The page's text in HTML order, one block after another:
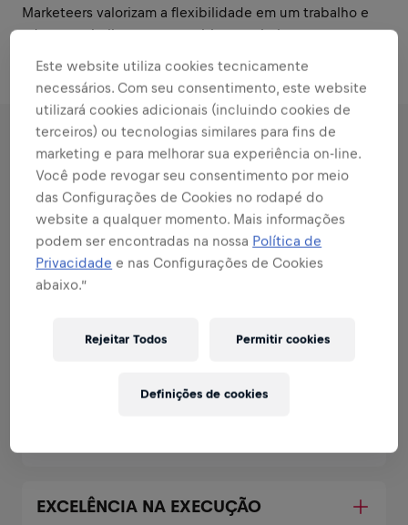
Marketeers valorizam a flexibilidade em um trabalho e
adoram trabalhar em um ambiente criativo.
RESPONSABILIDADES
Áreas que combinam com
seus pontos fortes
Todas as responsabilidades que você assumirá:
EXCELÊNCIA NA EXECUÇÃO
Este website utiliza cookies tecnicamente
necessários. Com seu consentimento, este website
utilizará cookies adicionais (incluindo cookies de
terceiros) ou tecnologias similares para fins de
marketing e para melhorar sua experiência on-line.
Você pode revogar seu consentimento por meio
das Configurações de Cookies no rodapé do
website a qualquer momento. Mais informações
podem ser encontradas na nossa Política de
Privacidade e nas Configurações de Cookies
abaixo.”
Rejeitar Todos Permitir cookies
Definições de cookies